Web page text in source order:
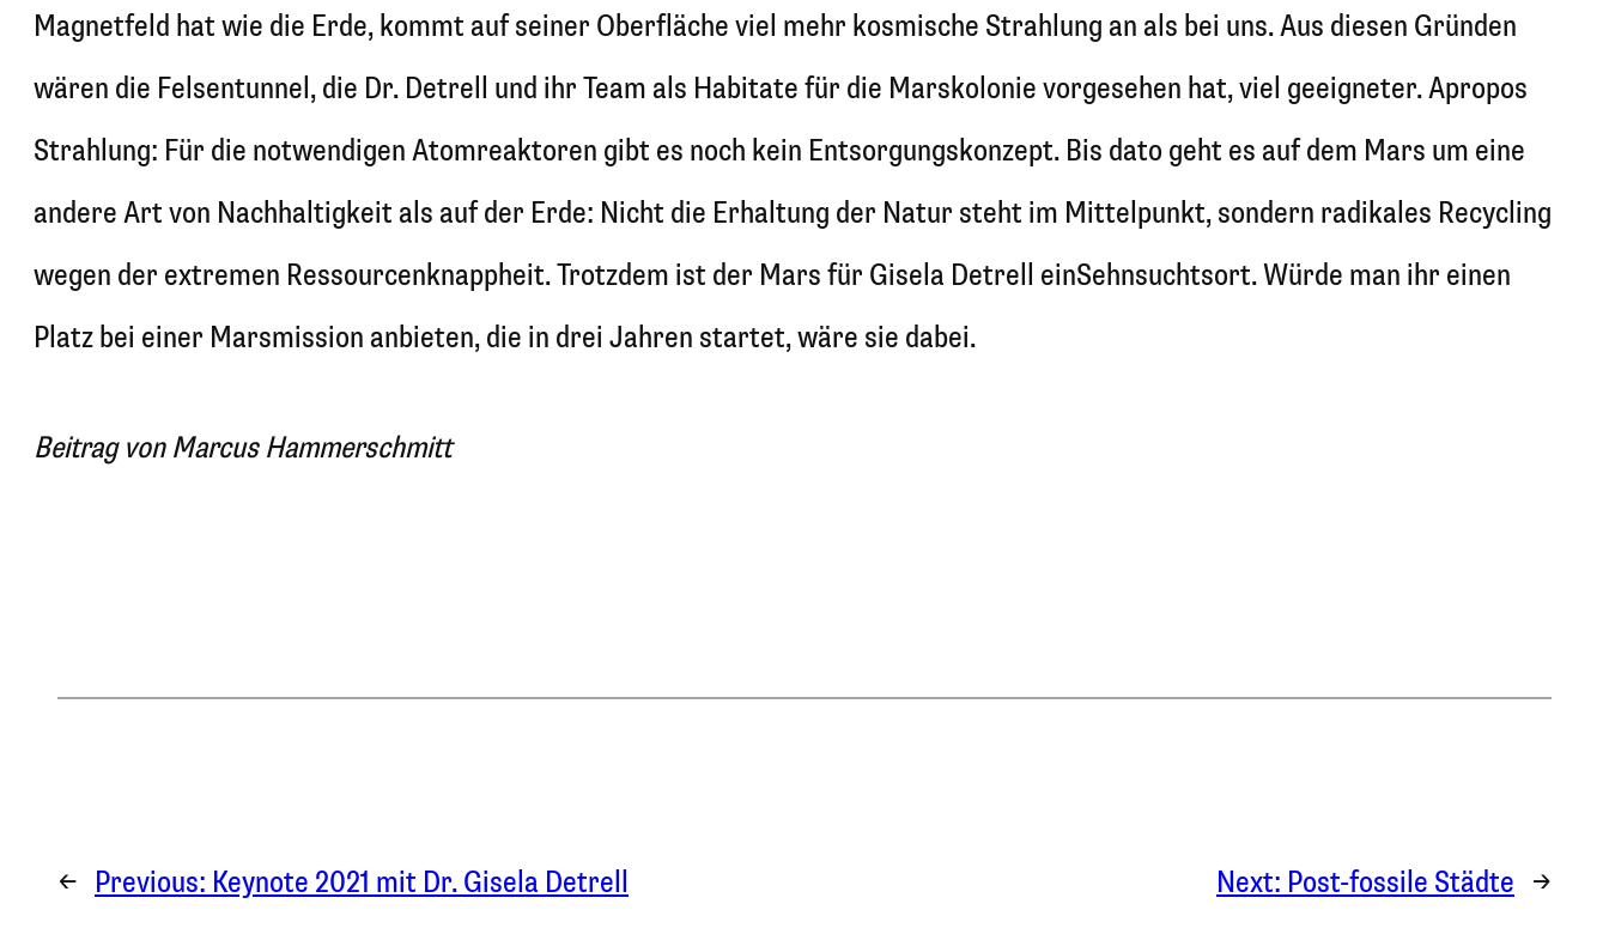
Magnetfeld hat wie die Erde, kommt auf seiner Oberfläche viel mehr kosmische Strahlung an als bei uns. Aus diesen Gründen
wären die Felsentunnel, die Dr. Detrell und ihr Team als Habitate für die Marskolonie vorgesehen hat, viel geeigneter. Apropos
Strahlung: Für die notwendigen Atomreaktoren gibt es noch kein Entsorgungskonzept. Bis dato geht es auf dem Mars um eine
andere Art von Nachhaltigkeit als auf der Erde: Nicht die Erhaltung der Natur steht im Mittelpunkt, sondern radikales Recycling
wegen der extremen Ressourcenknappheit. Trotzdem ist der Mars für Gisela Detrell einSehnsuchtsort. Würde man ihr einen
Platz bei einer Marsmission anbieten, die in drei Jahren startet, wäre sie dabei.
Beitrag von Marcus Hammerschmitt
← Previous: Keynote 2021 mit Dr. Gisela Detrell Next: Post-fossile Städte →